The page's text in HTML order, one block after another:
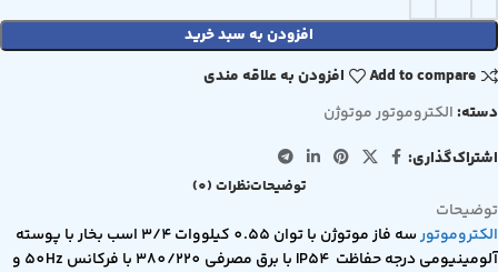
افزودن به سبد خرید
Add to compare
افزودن به علاقه مندی
دسته:الکتروموتور موتوژن
اشتراک‌گذاری:
توضیحاتنظرات (0)
توضیحات
الکتروموتور
سه فاز موتوژن با توان 0.55 کیلووات 3/4 اسب بخار با پوسته
آلومینیومی درجه حفاظت IP54 با برق مصرفی 380/220 با فرکانس 50Hz و